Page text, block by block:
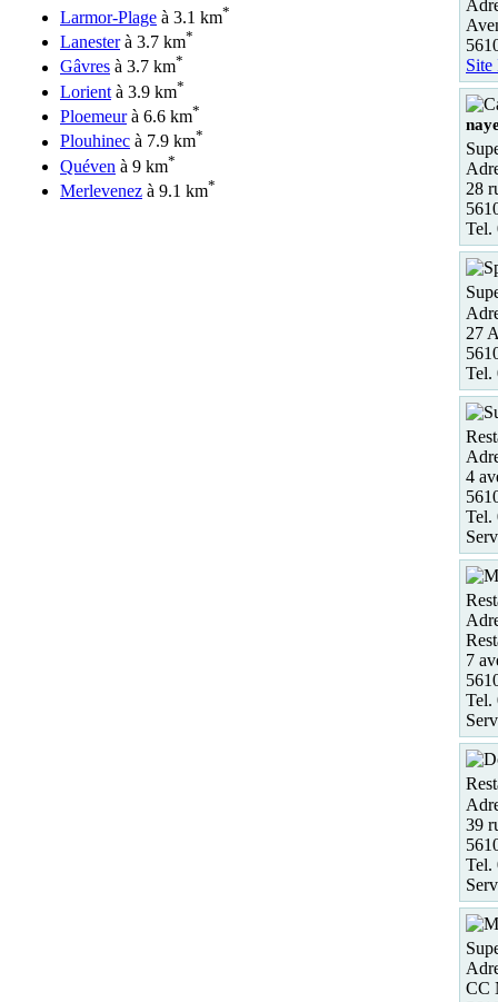
Larmor-Plage à 3.1 km*
Lanesterà 3.7 km*
Gâvres à 3.7 km*
Lorient à 3.9 km*
Ploemeurà 6.6 km*
Plouhinec à 7.9 km*
Quéven à 9 km*
Merlevenez à 9.1 km*
Site
28
Tel.
27
Tel.
4
Tel.
7
Tel.
39
Tel.
CC